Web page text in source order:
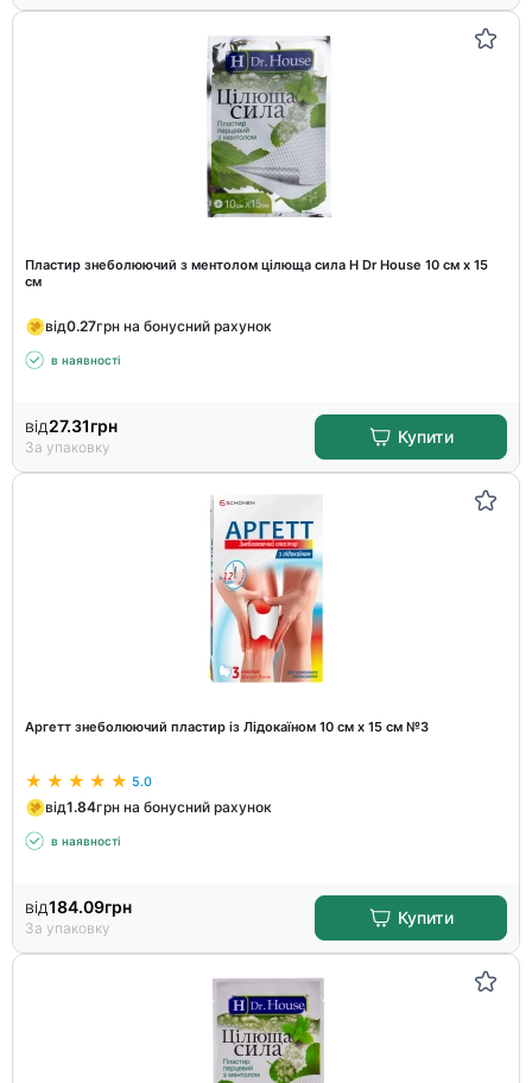
Пластир знеболюючий з ментолом цілюща сила H Dr House 10 см х 15
см
від0.27грн на бонусний рахунок
в наявності
від27.31грн
За упаковку
Купити
Аргетт знеболюючий пластир із Лідокаїном 10 см х 15 см №3
5.0
від1.84грн на бонусний рахунок
в наявності
від184.09грн
За упаковку
Купити